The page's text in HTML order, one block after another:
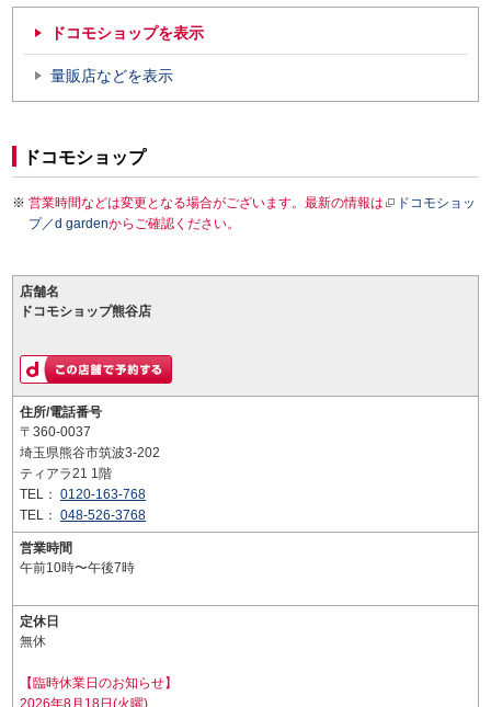
ドコモショップを表示
量販店などを表示
ドコモショップ
営業時間などは変更となる場合がございます。最新の情報は
ドコモショッ
プ／d gardenからご確認ください。
店舗名
ドコモショップ熊谷店
住所/電話番号
〒360-0037
埼玉県熊谷市筑波3-202
ティアラ21 1階
TEL： 0120-163-768
TEL： 048-526-3768
営業時間
午前10時〜午後7時
定休日
無休
【臨時休業日のお知らせ】
2026年8月18日(火曜)